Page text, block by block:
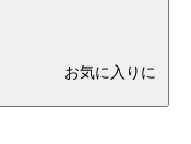
お気に入りに